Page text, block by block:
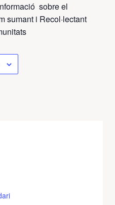
sobre el
sumant i Recol·lectant